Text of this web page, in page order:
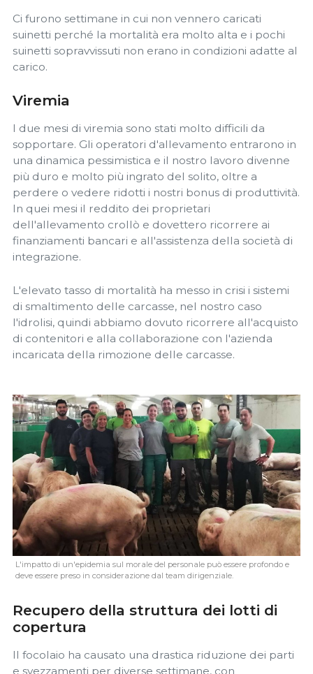
Ci furono settimane in cui non vennero caricati
suinetti perché la mortalità era molto alta e i pochi
suinetti sopravvissuti non erano in condizioni adatte al
carico.
Viremia
I due mesi di viremia sono stati molto difficili da
sopportare. Gli operatori d'allevamento entrarono in
una dinamica pessimistica e il nostro lavoro divenne
più duro e molto più ingrato del solito, oltre a
perdere o vedere ridotti i nostri bonus di produttività.
In quei mesi il reddito dei proprietari
dell'allevamento crollò e dovettero ricorrere ai
finanziamenti bancari e all'assistenza della società di
integrazione.
L'elevato tasso di mortalità ha messo in crisi i sistemi
di smaltimento delle carcasse, nel nostro caso
l'idrolisi, quindi abbiamo dovuto ricorrere all'acquisto
di contenitori e alla collaborazione con l'azienda
incaricata della rimozione delle carcasse.
L'impatto di un'epidemia sul morale del personale può essere profondo e
deve essere preso in considerazione dal team dirigenziale.
Recupero della struttura dei lotti di
copertura
Il focolaio ha causato una drastica riduzione dei parti
e svezzamenti per diverse settimane, con